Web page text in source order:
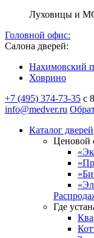
Луховицы и
Головной офис:
Салона дверей:
Нахимовский
Ховрино
+7 (495) 374-73-35 с
info@medver.ru
Каталог дверей
Ценовой
Где